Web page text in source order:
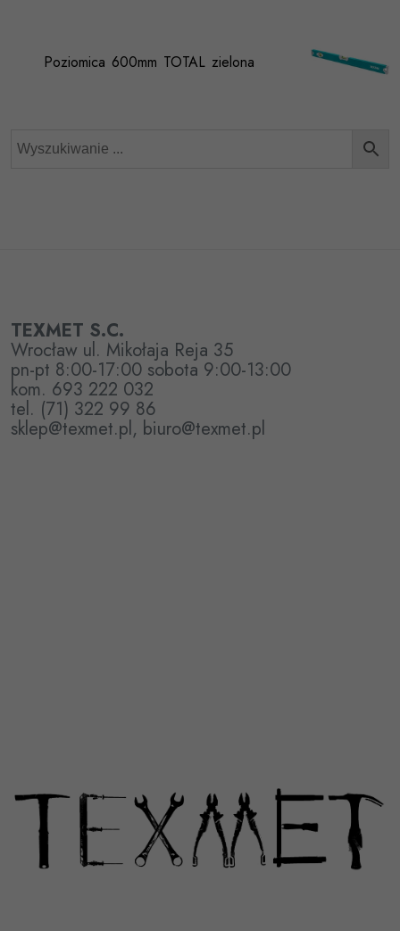
Poziomica 600mm TOTAL zielona
TEXMET S.C.
Wrocław ul. Mikołaja Reja 35
pn-pt 8:00-17:00 sobota 9:00-13:00
kom. 693 222 032
tel. (71) 322 99 86
sklep@texmet.pl, biuro@texmet.pl